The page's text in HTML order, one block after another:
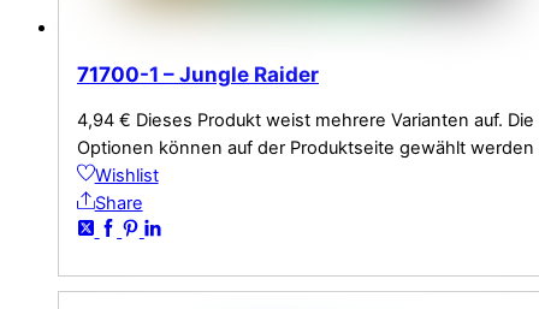
71700-1 – Jungle Raider
4,94 € Dieses Produkt weist mehrere Varianten auf. Die
Optionen können auf der Produktseite gewählt werden
Wishlist
Share